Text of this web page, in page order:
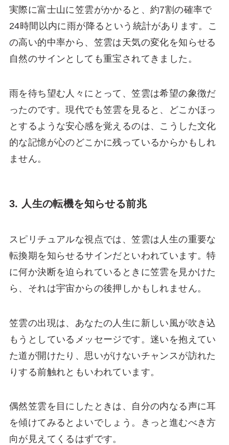
実際に富士山に笠雲がかかると、約7割の確率で
24時間以内に雨が降るという統計があります。こ
の高い的中率から、笠雲は天気の変化を知らせる
自然のサインとしても重宝されてきました。
雨を待ち望む人々にとって、笠雲は希望の象徴だ
ったのです。現代でも笠雲を見ると、どこかほっ
とするような安心感を覚えるのは、こうした文化
的な記憶が心のどこかに残っているからかもしれ
ません。
3. 人生の転機を知らせる前兆
スピリチュアルな視点では、笠雲は人生の重要な
転換期を知らせるサインだといわれています。特
に何か決断を迫られているときに笠雲を見かけた
ら、それは宇宙からの後押しかもしれません。
笠雲の出現は、あなたの人生に新しい風が吹き込
もうとしているメッセージです。迷いを抱えてい
た道が開けたり、思いがけないチャンスが訪れた
りする前触れともいわれています。
偶然笠雲を目にしたときは、自分の内なる声に耳
を傾けてみるとよいでしょう。きっと進むべき方
向が見えてくるはずです。